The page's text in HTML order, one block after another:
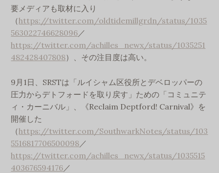
要メディアも取材に入り
（https://twitter.com/oldtidemillgrdn/status/1035
563022746628096／
https://twitter.com/achilles_newx/status/1035251
482428407808）、その注目度は高い。
9月1日、SRSTは「ルイシャム区役所とデベロッパーの
圧力からデトフォードを取り戻す」ための「コミュニテ
ィ・カーニバル」、《Reclaim Deptford! Carnival》を
開催した
（https://twitter.com/SouthwarkNotes/status/103
5516817706500098 ／
https://twitter.com/achilles_newx/status/1035515
403676594176 ／